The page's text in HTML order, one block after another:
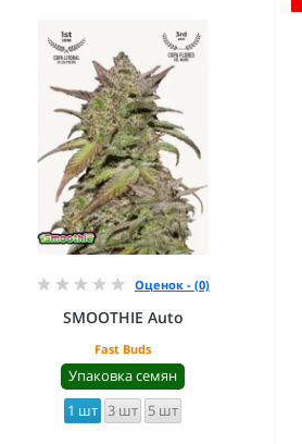
Оценок - (0)
SMOOTHIE Auto
Fast Buds
Упаковка семян
1 шт 3 шт 5 шт